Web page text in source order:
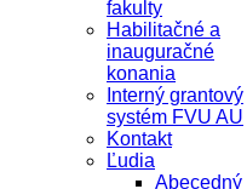
fakulty
Habilitačné a
inauguračné
konania
Interný grantový
systém FVU AU
Kontakt
Ľudia
Abecedný